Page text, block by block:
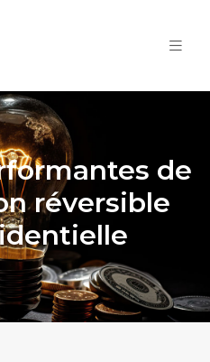
de
réversible